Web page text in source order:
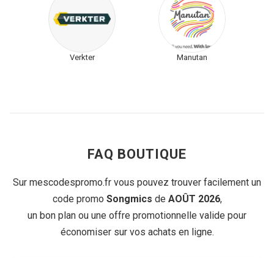
Verkter Manutan
FAQ BOUTIQUE
Sur mescodespromo.fr vous pouvez trouver facilement un
code promo Songmics de AOÛT 2026,
un bon plan ou une offre promotionnelle valide pour
économiser sur vos achats en ligne.